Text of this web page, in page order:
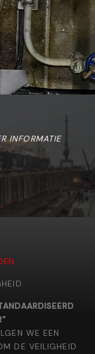
INFORMATIE
WE EEN
DE VEILIGHEID